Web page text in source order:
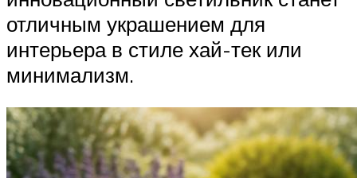
отличным украшением для
интерьера в стиле хай-тек или
минимализм.